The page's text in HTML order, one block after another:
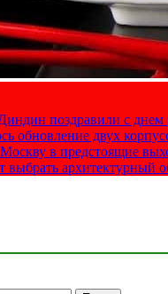
поздравили с днем
обновление двух
в предстоящие
выбрать архитектурный